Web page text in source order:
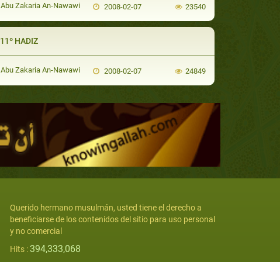
Abu Zakaria An-Nawawi 2008-02-07 23540
11º HADIZ
Abu Zakaria An-Nawawi 2008-02-07 24849
Querido hermano musulmán, usted tiene el derecho a
beneficiarse de los contenidos del sitio para uso personal
y no comercial
Hits : 394,333,068